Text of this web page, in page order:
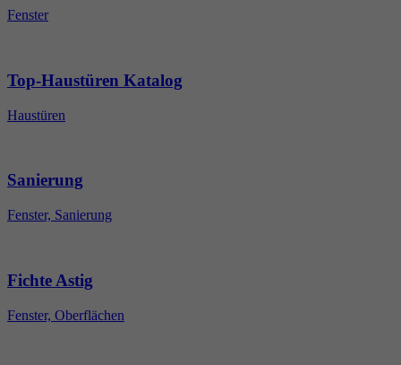
Fenster
Top-Haustüren Katalog
Haustüren
Sanierung
Fenster, Sanierung
Fichte Astig
Fenster, Oberflächen